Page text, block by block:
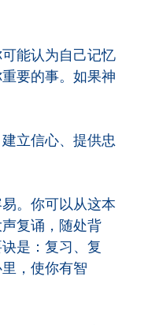
能认为自己记忆
要的事。如果神
立信心、提供忠
。你可以从这本
复诵，随处背
是：复习、复
，使你有智